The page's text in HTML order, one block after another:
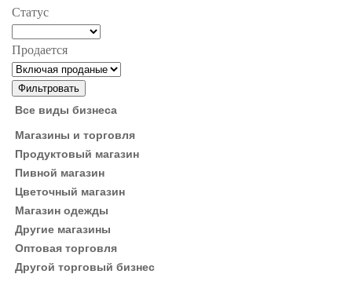
Статус
Продается
Все виды бизнеса
Магазины и торговля
Продуктовый магазин
Пивной магазин
Цветочный магазин
Магазин одежды
Другие магазины
Оптовая торговля
Другой торговый бизнес